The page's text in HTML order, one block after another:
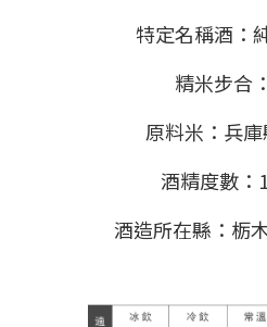
特定名稱酒：
精米步合
原料米：兵
酒精度數：
酒造所在縣：栃